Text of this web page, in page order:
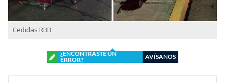
Cedidas RBB
¿ENCONTRASTE UN
ERROR?
AVÍSANOS